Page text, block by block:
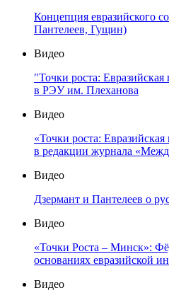
Концепция евразийского
Пантелеев, Гущин)
Видео
"Точки роста: Евразийская
в РЭУ им. Плеханова
Видео
«Точки роста:
в редакции журнала
Видео
Дзермант и Пантелеев о
Видео
«Точки Роста – Минск»:
основаниях евразийской
Видео